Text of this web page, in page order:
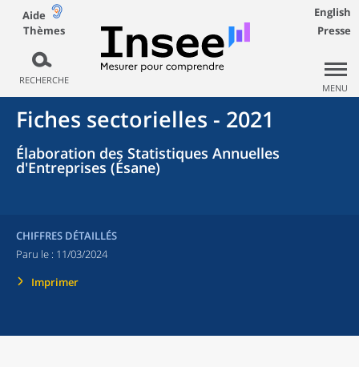
Aide
Thèmes
RECHERCHE
English
Presse
MENU
Fiches sectorielles - 2021
Élaboration des Statistiques Annuelles
d'Entreprises (Ésane)
CHIFFRES DÉTAILLÉS
Paru le : 11/03/2024
Imprimer